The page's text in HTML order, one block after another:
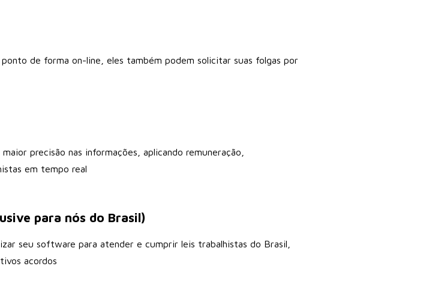
de forma on-line, eles também podem solicitar suas folgas por
precisão nas informações, aplicando remuneração,
em tempo real
para nós do Brasil)
seu software para atender e cumprir leis trabalhistas do Brasil,
acordos